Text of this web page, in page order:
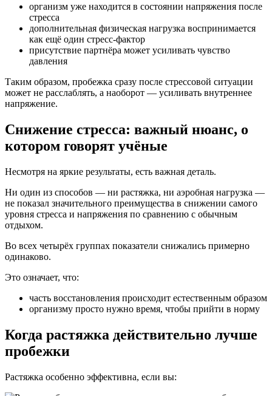
организм уже находится в состоянии напряжения после
стресса
дополнительная физическая нагрузка воспринимается
как ещё один стресс-фактор
присутствие партнёра может усиливать чувство
давления
Таким образом, пробежка сразу после стрессовой ситуации
может не расслаблять, а наоборот — усиливать внутреннее
напряжение.
Снижение стресса: важный нюанс, о
котором говорят учёные
Несмотря на яркие результаты, есть важная деталь.
Ни один из способов — ни растяжка, ни аэробная нагрузка —
не показал значительного преимущества в снижении самого
уровня стресса и напряжения по сравнению с обычным
отдыхом.
Во всех четырёх группах показатели снижались примерно
одинаково.
Это означает, что:
часть восстановления происходит естественным образом
организму просто нужно время, чтобы прийти в норму
Когда растяжка действительно лучше
пробежки
Растяжка особенно эффективна, если вы: